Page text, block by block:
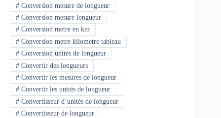
#Conversion mesure de longueur
#Conversion mesure longueur
#Conversion metre en km
#Conversion metre kilometre tableau
#Conversion unités de longueur
#Convertir des longueurs
#Convertir les mesures de longueur
#Convertir les unités de longueur
#Convertisseur d’unités de longueur
#Convertisseur de longueur